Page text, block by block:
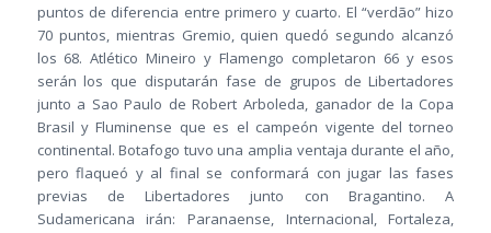
puntos de diferencia entre primero y cuarto. El “verdão” hizo
70 puntos, mientras Gremio, quien quedó segundo alcanzó
los 68. Atlético Mineiro y Flamengo completaron 66 y esos
serán los que disputarán fase de grupos de Libertadores
junto a Sao Paulo de Robert Arboleda, ganador de la Copa
Brasil y Fluminense que es el campeón vigente del torneo
continental. Botafogo tuvo una amplia ventaja durante el año,
pero flaqueó y al final se conformará con jugar las fases
previas de Libertadores junto con Bragantino. A
Sudamericana irán: Paranaense, Internacional, Fortaleza,